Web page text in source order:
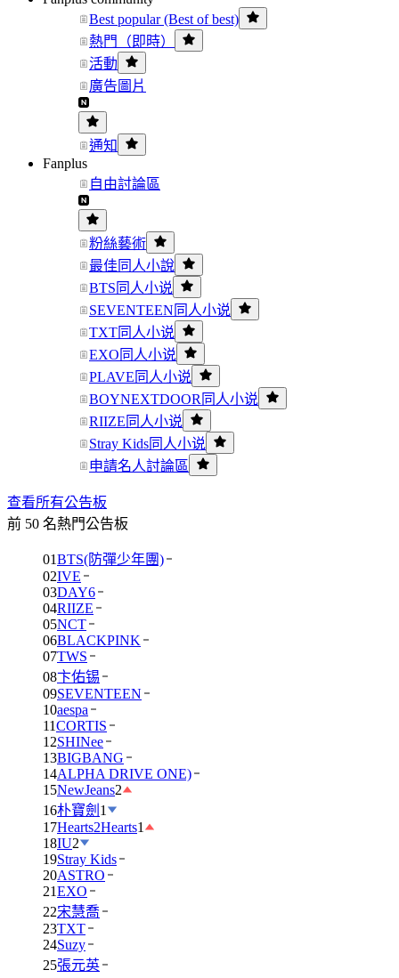
Best popular (Best of best)
熱門（即時）
活動
廣告圖片
通知
Fanplus
自由討論區
粉絲藝術
最佳同人小說
BTS同人小说
SEVENTEEN同人小说
TXT同人小说
EXO同人小说
PLAVE同人小说
BOYNEXTDOOR同人小说
RIIZE同人小说
Stray Kids同人小说
申請名人討論區
查看所有公告板
前 50 名熱門公告板
01BTS(防彈少年團)
02IVE
03DAY6
04RIIZE
05NCT
06BLACKPINK
07TWS
08卞佑锡
09SEVENTEEN
10aespa
11CORTIS
12SHINee
13BIGBANG
14ALPHA DRIVE ONE)
15NewJeans2
16朴寶劍 1
17Hearts2Hearts1
18IU2
19Stray Kids
20ASTRO
21EXO
22宋慧喬
23TXT
24Suzy
25張元英